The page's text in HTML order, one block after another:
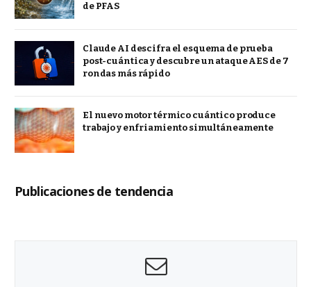
de PFAS
Claude AI descifra el esquema de prueba
post-cuántica y descubre un ataque AES de 7
rondas más rápido
El nuevo motor térmico cuántico produce
trabajo y enfriamiento simultáneamente
Publicaciones de tendencia